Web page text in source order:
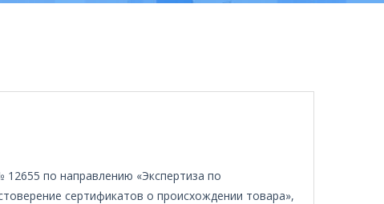
по направлению «Экспертиза по
сертификатов о происхождении товара»,